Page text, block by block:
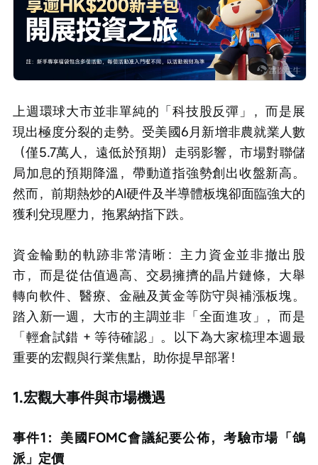
上週環球大市並非單純的「科技股反彈」，而是展
現出極度分裂的走勢。受美國6月新增非農就業人數
（僅5.7萬人，遠低於預期）走弱影響，市場對聯儲
局加息的預期降溫，帶動道指強勢創出收盤新高。
然而，前期熱炒的AI硬件及半導體板塊卻面臨強大的
獲利兌現壓力，拖累納指下跌。
資金輪動的軌跡非常清晰：主力資金並非撤出股
市，而是從估值過高、交易擁擠的晶片鏈條，大舉
轉向軟件、醫療、金融及黃金等防守與補漲板塊。
踏入新一週，大市的主調並非「全面進攻」，而是
「輕倉試錯 + 等待確認」。以下為大家梳理本週最
重要的宏觀與行業焦點，助你提早部署！
1.宏觀大事件與市場機遇
事件1：美國FOMC會議紀要公佈，考驗市場「鴿
派」定價